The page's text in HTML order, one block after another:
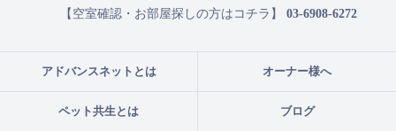
アドバンスネットとは オーナー様へ
ペット共生とは ブログ
【空室確認・お部屋探しの方はコチラ】 03-6908-6272